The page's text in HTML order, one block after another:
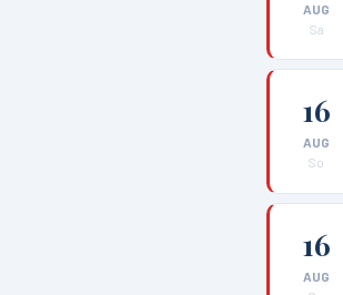
AUG
Sa
16
AUG
So
16
AUG